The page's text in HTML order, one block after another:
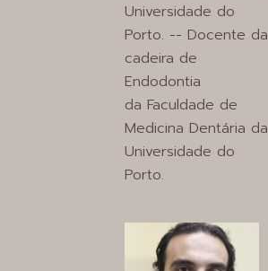
Universidade do
Porto. -- Docente da
cadeira de
Endodontia
da Faculdade de
Medicina Dentária da
Universidade do
Porto.